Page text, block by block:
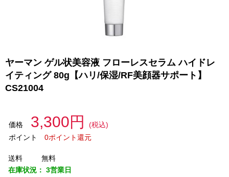
ヤーマン ゲル状美容液 フローレスセラム ハイドレ
イティング 80g【ハリ/保湿/RF美顔器サポート】
CS21004
価格 3,300円
(税込)
ポイント
0ポイント還元
送料
無料
在庫状況： 3営業日